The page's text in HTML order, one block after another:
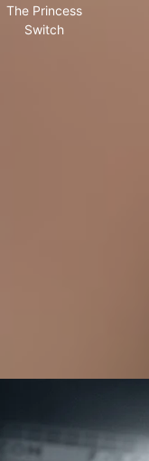
The Princess
Switch